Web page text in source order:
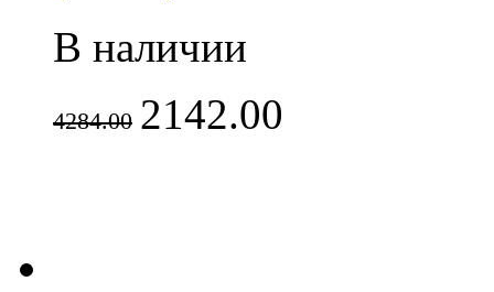
В наличии
4284.00 2142.00